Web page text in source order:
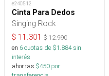
e240512
Cinta Para Dedos
Singing Rock
$ 11.301 $12.990
en 6cuotas de $1.884sin
interés
ahorras $450 por